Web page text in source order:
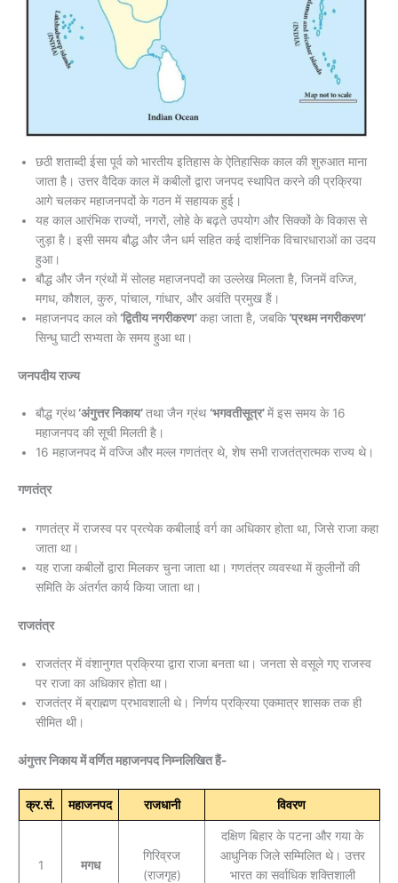
छठी शताब्दी ईसा पूर्व को भारतीय इतिहास के ऐतिहासिक काल की शुरुआत माना
जाता है। उत्तर वैदिक काल में कबीलों द्वारा जनपद स्थापित करने की प्रक्रिया
आगे चलकर महाजनपदों के गठन में सहायक हुई।
यह काल आरंभिक राज्यों, नगरों, लोहे के बढ़ते उपयोग और सिक्कों के विकास से
जुड़ा है। इसी समय बौद्ध और जैन धर्म सहित कई दार्शनिक विचारधाराओं का उदय
हुआ।
बौद्ध और जैन ग्रंथों में सोलह महाजनपदों का उल्लेख मिलता है, जिनमें वज्जि,
मगध, कौशल, कुरु, पांचाल, गांधार, और अवंति प्रमुख हैं।
महाजनपद काल को‘द्वितीय नगरीकरण’कहा जाता है, जबकि‘प्रथम नगरीकरण’
सिन्धु घाटी सभ्यता के समय हुआ था।
जनपदीय राज्य
बौद्ध ग्रंथ‘अंगुत्तर निकाय’तथा जैन ग्रंथ‘भगवतीसूत्र’में इस समय के 16
महाजनपद की सूची मिलती है।
16 महाजनपद में वज्जि और मल्ल गणतंत्र थे, शेष सभी राजतंत्रात्मक राज्य थे।
गणतंत्र
गणतंत्र में राजस्व पर प्रत्येक कबीलाई वर्ग का अधिकार होता था, जिसे राजा कहा
जाता था।
यह राजा कबीलों द्वारा मिलकर चुना जाता था। गणतंत्र व्यवस्था में कुलीनों की
समिति के अंतर्गत कार्य किया जाता था।
राजतंत्र
राजतंत्र में वंशानुगत प्रक्रिया द्वारा राजा बनता था। जनता से वसूले गए राजस्व
पर राजा का अधिकार होता था।
राजतंत्र में ब्राह्मण प्रभावशाली थे। निर्णय प्रक्रिया एकमात्र शासक तक ही
सीमित थी।
अंगुत्तर निकाय में वर्णित महाजनपद निम्नलिखित हैं-
क्र.सं. महाजनपद राजधानी विवरण
1 मगध
गिरिव्रज
(राजगृह)
दक्षिण बिहार के पटना और गया के
आधुनिक जिले सम्मिलित थे। उत्तर
भारत का सर्वाधिक शक्तिशाली